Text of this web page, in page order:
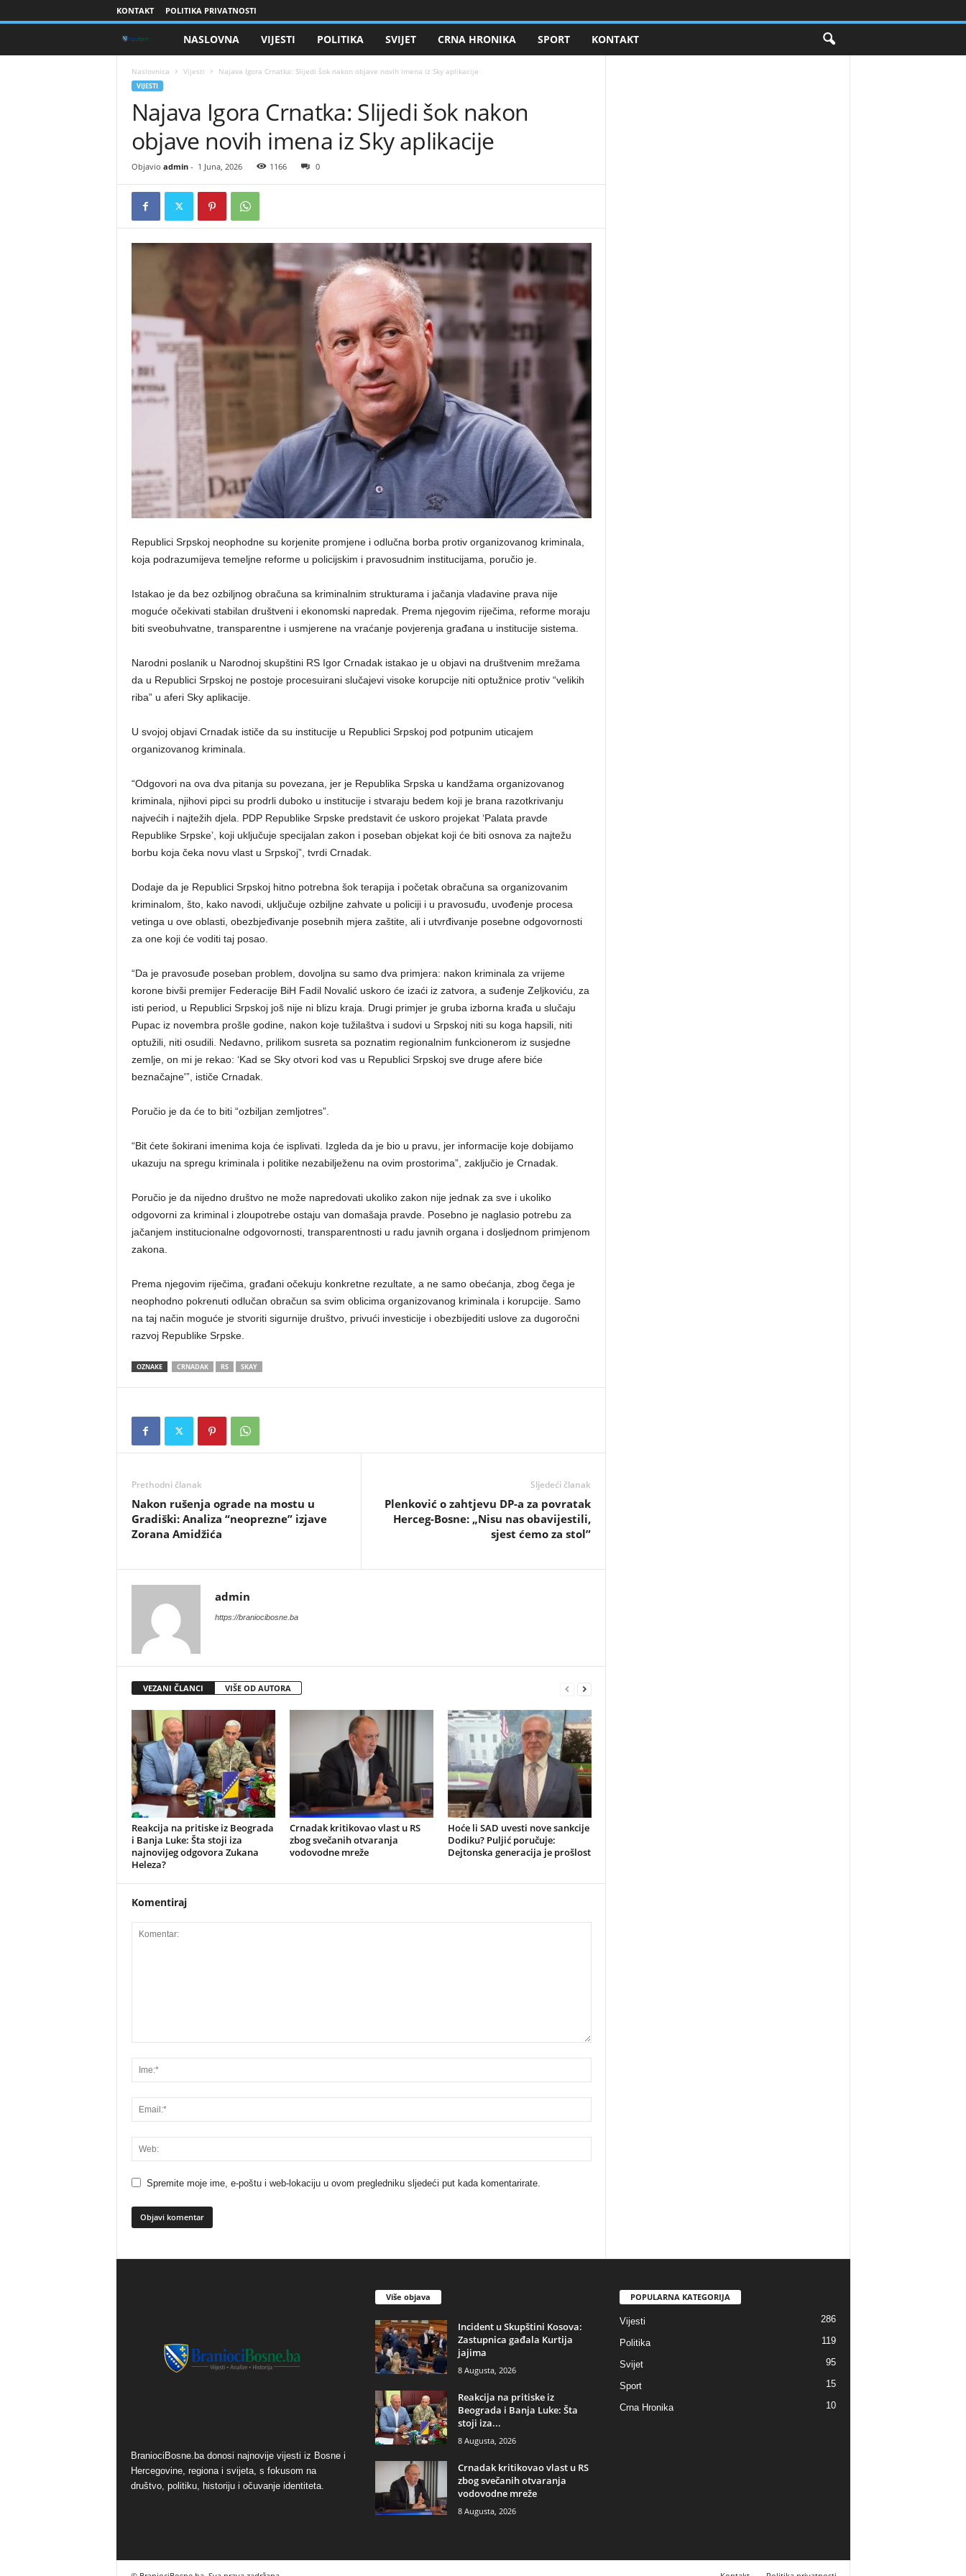
KONTAKT POLITIKA PRIVATNOSTI
i
c
o
s
NASLOVNA VIJESTI POLITIKA SVIJET CRNA HRONIKA SPORT KONTAKT
Naslovnica Vijesti ​Najava Igora Crnatka: Slijedi šok nakon objave novih imena iz Sky aplikacije
VIJESTI
​Najava Igora Crnatka: Slijedi šok nakon
objave novih imena iz Sky aplikacije
Objavio admin- 1 Juna, 2026 1166 0
Republici Srpskoj neophodne su korjenite promjene i odlučna borba protiv organizovanog kriminala,
koja podrazumijeva temeljne reforme u policijskim i pravosudnim institucijama, poručio je.
Istakao je da bez ozbiljnog obračuna sa kriminalnim strukturama i jačanja vladavine prava nije
moguće očekivati stabilan društveni i ekonomski napredak. Prema njegovim riječima, reforme moraju
biti sveobuhvatne, transparentne i usmjerene na vraćanje povjerenja građana u institucije sistema.
Narodni poslanik u Narodnoj skupštini RS Igor Crnadak istakao je u objavi na društvenim mrežama
da u Republici Srpskoj ne postoje procesuirani slučajevi visoke korupcije niti optužnice protiv “velikih
riba” u aferi Sky aplikacije.
U svojoj objavi Crnadak ističe da su institucije u Republici Srpskoj pod potpunim uticajem
organizovanog kriminala.
“Odgovori na ova dva pitanja su povezana, jer je Republika Srpska u kandžama organizovanog
kriminala, njihovi pipci su prodrli duboko u institucije i stvaraju bedem koji je brana razotkrivanju
najvećih i najtežih djela. PDP Republike Srpske predstavit će uskoro projekat ‘Palata pravde
Republike Srpske’, koji uključuje specijalan zakon i poseban objekat koji će biti osnova za najtežu
borbu koja čeka novu vlast u Srpskoj”, tvrdi Crnadak.
Dodaje da je Republici Srpskoj hitno potrebna šok terapija i početak obračuna sa organizovanim
kriminalom, što, kako navodi, uključuje ozbiljne zahvate u policiji i u pravosuđu, uvođenje procesa
vetinga u ove oblasti, obezbjeđivanje posebnih mjera zaštite, ali i utvrđivanje posebne odgovornosti
za one koji će voditi taj posao.
“Da je pravosuđe poseban problem, dovoljna su samo dva primjera: nakon kriminala za vrijeme
korone bivši premijer Federacije BiH Fadil Novalić uskoro će izaći iz zatvora, a suđenje Zeljkoviću, za
isti period, u Republici Srpskoj još nije ni blizu kraja. Drugi primjer je gruba izborna krađa u slučaju
Pupac iz novembra prošle godine, nakon koje tužilaštva i sudovi u Srpskoj niti su koga hapsili, niti
optužili, niti osudili. Nedavno, prilikom susreta sa poznatim regionalnim funkcionerom iz susjedne
zemlje, on mi je rekao: ‘Kad se Sky otvori kod vas u Republici Srpskoj sve druge afere biće
beznačajne'”, ističe Crnadak.
Poručio je da će to biti “ozbiljan zemljotres”.
“Bit ćete šokirani imenima koja će isplivati. Izgleda da je bio u pravu, jer informacije koje dobijamo
ukazuju na spregu kriminala i politike nezabilježenu na ovim prostorima”, zaključio je Crnadak.
Poručio je da nijedno društvo ne može napredovati ukoliko zakon nije jednak za sve i ukoliko
odgovorni za kriminal i zloupotrebe ostaju van domašaja pravde. Posebno je naglasio potrebu za
jačanjem institucionalne odgovornosti, transparentnosti u radu javnih organa i dosljednom primjenom
zakona.
Prema njegovim riječima, građani očekuju konkretne rezultate, a ne samo obećanja, zbog čega je
neophodno pokrenuti odlučan obračun sa svim oblicima organizovanog kriminala i korupcije. Samo
na taj način moguće je stvoriti sigurnije društvo, privući investicije i obezbijediti uslove za dugoročni
razvoj Republike Srpske.
OZNAKE CRNADAK RS SKAY
Prethodni članak
​Nakon rušenja ograde na mostu u
Gradiški: Analiza “neoprezne” izjave
Zorana Amidžića
Sljedeći članak
​Plenković o zahtjevu DP-a za povratak
Herceg-Bosne: „Nisu nas obavijestili,
sjest ćemo za stol”
admin
https://braniocibosne.ba
VEZANI ČLANCI VIŠE OD AUTORA
Reakcija na pritiske iz Beograda
i Banja Luke: Šta stoji iza
najnovijeg odgovora Zukana
Heleza?
​Crnadak kritikovao vlast u RS
zbog svečanih otvaranja
vodovodne mreže
​Hoće li SAD uvesti nove sankcije
Dodiku? Puljić poručuje:
Dejtonska generacija je prošlost
Komentiraj
Spremite moje ime, e-poštu i web-lokaciju u ovom pregledniku sljedeći put kada komentarirate.
BraniociBosne.ba donosi najnovije vijesti iz Bosne i
Hercegovine, regiona i svijeta, s fokusom na
društvo, politiku, historiju i očuvanje identiteta.
Više objava
Incident u Skupštini Kosova:
Zastupnica gađala Kurtija
jajima
8 Augusta, 2026
Reakcija na pritiske iz
Beograda i Banja Luke: Šta
stoji iza...
8 Augusta, 2026
​Crnadak kritikovao vlast u RS
zbog svečanih otvaranja
vodovodne mreže
8 Augusta, 2026
POPULARNA KATEGORIJA
Vijesti 286
Politika 119
Svijet 95
Sport 15
Crna Hronika 10